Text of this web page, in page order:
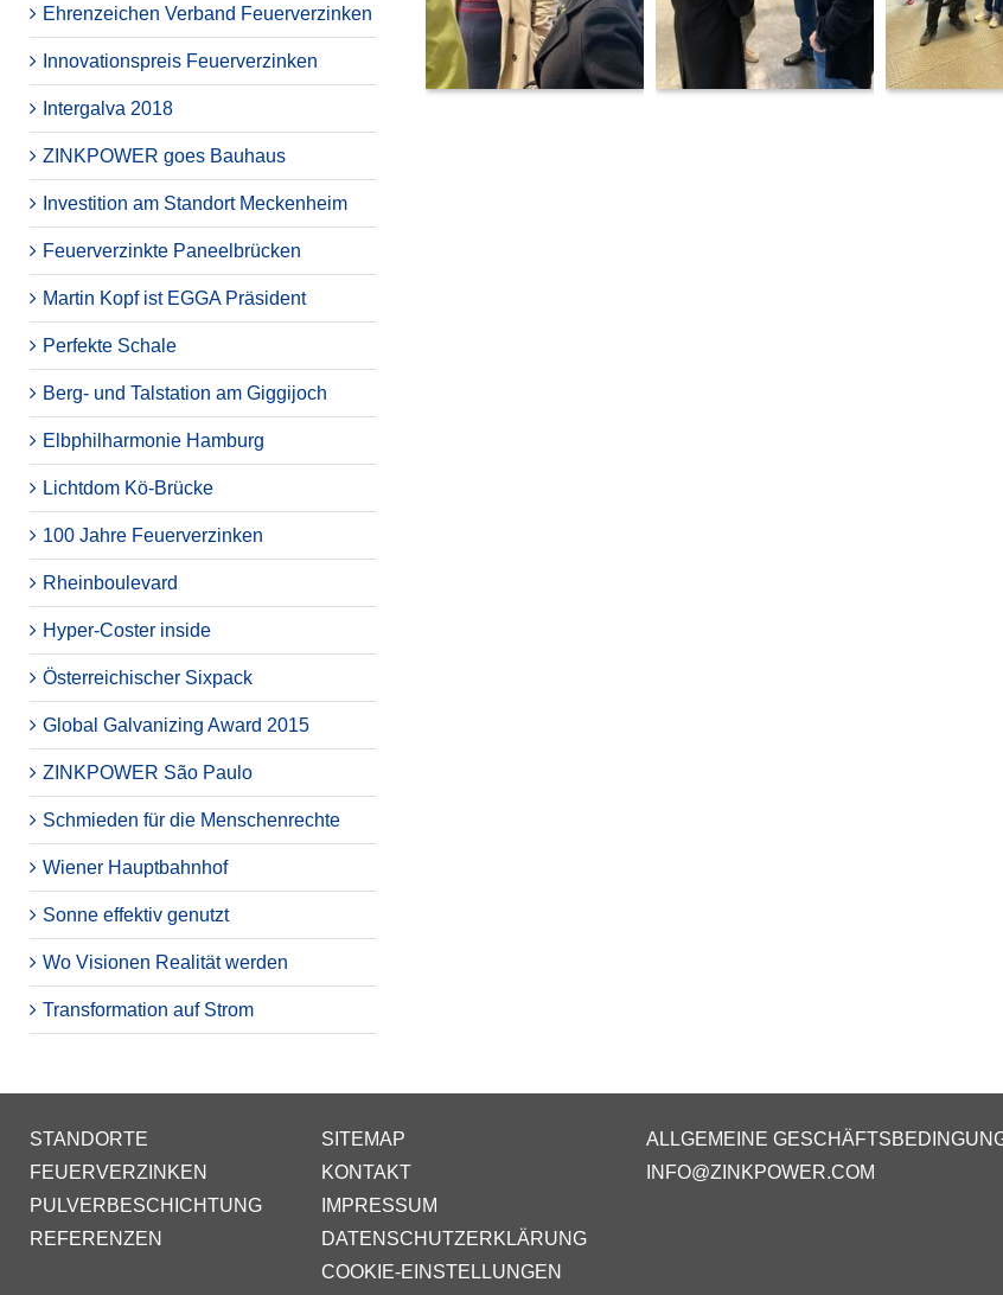
Ehrenzeichen Verband Feuerverzinken
Innovationspreis Feuerverzinken
Intergalva 2018
ZINKPOWER goes Bauhaus
Investition am Standort Meckenheim
Feuerverzinkte Paneelbrücken
Martin Kopf ist EGGA Präsident
Perfekte Schale
Berg- und Talstation am Giggijoch
Elbphilharmonie Hamburg
Lichtdom Kö-Brücke
100 Jahre Feuerverzinken
Rheinboulevard
Hyper-Coster inside
Österreichischer Sixpack
Global Galvanizing Award 2015
ZINKPOWER São Paulo
Schmieden für die Menschenrechte
Wiener Hauptbahnhof
Sonne effektiv genutzt
Wo Visionen Realität werden
Transformation auf Strom
STANDORTE
FEUERVERZINKEN
PULVERBESCHICHTUNG
REFERENZEN
SITEMAP
KONTAKT
IMPRESSUM
DATENSCHUTZERKLÄRUNG
COOKIE-EINSTELLUNGEN
ALLGEMEINE
INFO@ZINKPOWER.COM